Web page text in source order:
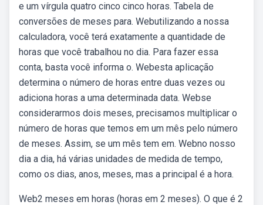
e um vírgula quatro cinco cinco horas. Tabela de
conversões de meses para. Webutilizando a nossa
calculadora, você terá exatamente a quantidade de
horas que você trabalhou no dia. Para fazer essa
conta, basta você informa o. Webesta aplicação
determina o número de horas entre duas vezes ou
adiciona horas a uma determinada data. Webse
considerarmos dois meses, precisamos multiplicar o
número de horas que temos em um mês pelo número
de meses. Assim, se um mês tem em. Webno nosso
dia a dia, há várias unidades de medida de tempo,
como os dias, anos, meses, mas a principal é a hora.
Web2 meses em horas (horas em 2 meses). O que é 2